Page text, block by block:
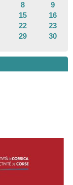
8
9
15
16
22
23
29
30